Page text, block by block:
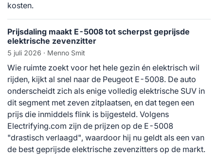
kosten.
Prijsdaling maakt E-5008 tot scherpst geprijsde
elektrische zevenzitter
5 juli 2026 · Menno Smit
Wie ruimte zoekt voor het hele gezin én elektrisch wil
rijden, kijkt al snel naar de Peugeot E-5008. De auto
onderscheidt zich als enige volledig elektrische SUV in
dit segment met zeven zitplaatsen, en dat tegen een
prijs die inmiddels flink is bijgesteld. Volgens
Electrifying.com zijn de prijzen op de E-5008
"drastisch verlaagd", waardoor hij nu geldt als een van
de best geprijsde elektrische zevenzitters op de markt.